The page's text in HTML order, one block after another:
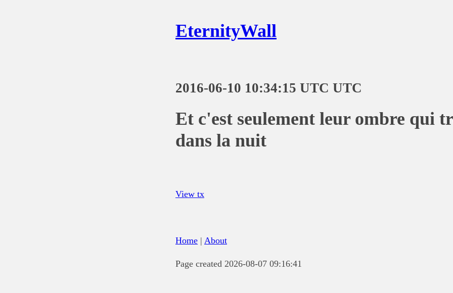
EternityWall
2016-06-10 10:34:15 UTC UTC
Et c'est seulement leur ombre qui
dans la nuit
View tx
Home | About
Page created 2026-08-07 09:16:41